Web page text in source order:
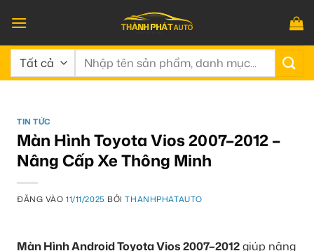
qua
nội
dung
Tìm
TIN TỨC
Màn Hình Toyota Vios 2007–2012 –
Nâng Cấp Xe Thông Minh
ĐĂNG VÀO11/11/2025 BỞITHANHPHATAUTO
Màn Hình Android Toyota Vios 2007–2012giúp nâng